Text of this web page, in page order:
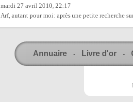
mardi 27 avril 2010, 22:17
Arf, autant pour moi: après une petite recherche
Annuaire - Livre d'or -